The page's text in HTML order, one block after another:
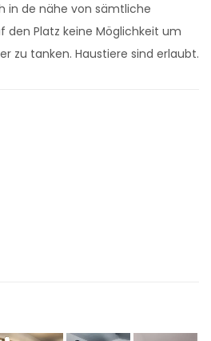
in de nähe von sämtliche
den Platz keine Möglichkeit um
zu tanken. Haustiere sind erlaubt.